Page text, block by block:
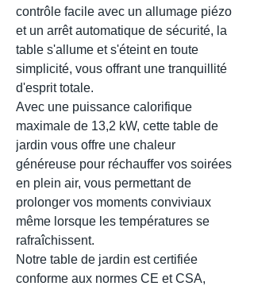
contrôle facile avec un allumage piézo
et un arrêt automatique de sécurité, la
table s'allume et s'éteint en toute
simplicité, vous offrant une tranquillité
d'esprit totale.
Avec une puissance calorifique
maximale de 13,2 kW, cette table de
jardin vous offre une chaleur
généreuse pour réchauffer vos soirées
en plein air, vous permettant de
prolonger vos moments conviviaux
même lorsque les températures se
rafraîchissent.
Notre table de jardin est certifiée
conforme aux normes CE et CSA,